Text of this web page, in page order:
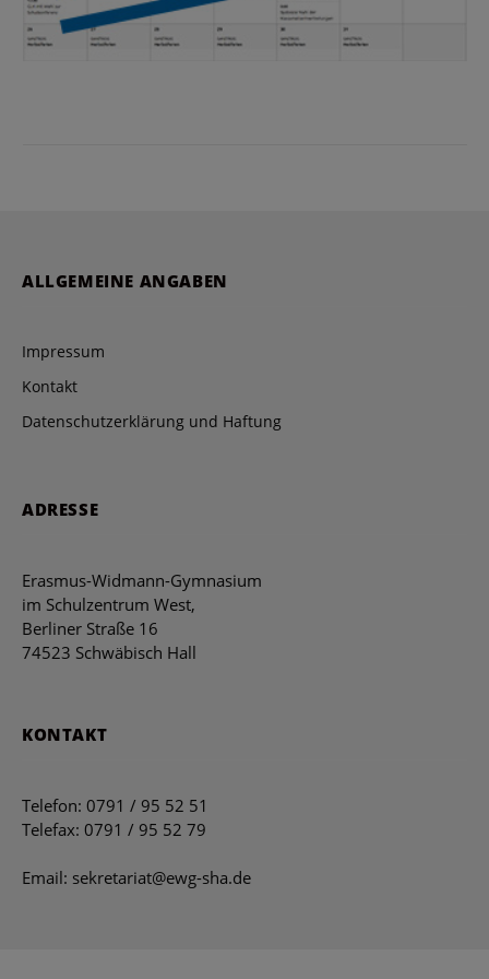
ALLGEMEINE ANGABEN
Impressum
Kontakt
Datenschutzerklärung und Haftung
ADRESSE
Erasmus-Widmann-Gymnasium
im Schulzentrum West,
Berliner Straße 16
74523 Schwäbisch Hall
KONTAKT
Telefon: 0791 / 95 52 51
Telefax: 0791 / 95 52 79
Email: sekretariat@ewg-sha.de